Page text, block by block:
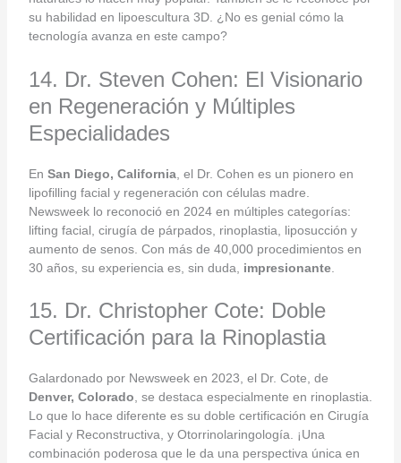
su habilidad en lipoescultura 3D. ¿No es genial cómo la
tecnología avanza en este campo?
14. Dr. Steven Cohen: El Visionario
en Regeneración y Múltiples
Especialidades
En San Diego, California, el Dr. Cohen es un pionero en
lipofilling facial y regeneración con células madre.
Newsweek lo reconoció en 2024 en múltiples categorías:
lifting facial, cirugía de párpados, rinoplastia, liposucción y
aumento de senos. Con más de 40,000 procedimientos en
30 años, su experiencia es, sin duda, impresionante.
15. Dr. Christopher Cote: Doble
Certificación para la Rinoplastia
Galardonado por Newsweek en 2023, el Dr. Cote, de
Denver, Colorado , se destaca especialmente en rinoplastia.
Lo que lo hace diferente es su doble certificación en Cirugía
Facial y Reconstructiva, y Otorrinolaringología. ¡Una
combinación poderosa que le da una perspectiva única en